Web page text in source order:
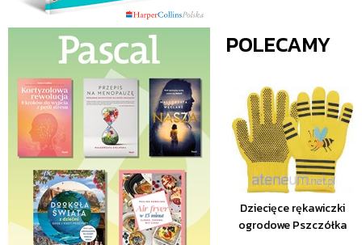
POLECAMY
Dziecięce rękawiczki
ogrodowe Pszczółka